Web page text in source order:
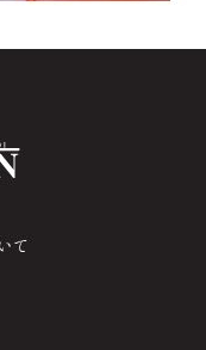
て